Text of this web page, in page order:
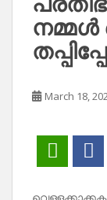
നമ്മൾ
March 18,